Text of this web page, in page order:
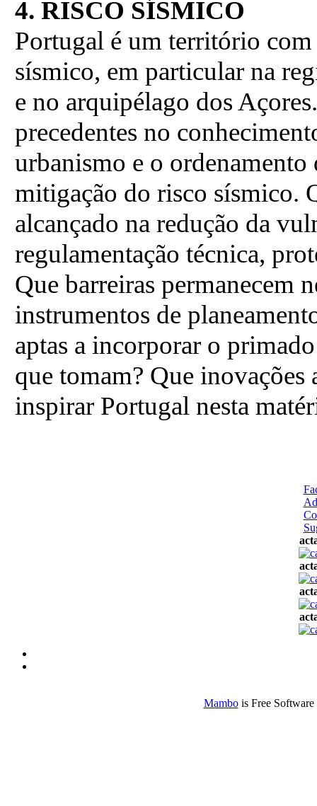
4. RISCO SÍSMICO
Portugal é um território
sísmico, em particular na
e no arquipélago dos
precedentes no
urbanismo e o
mitigação do risco sísmico.
alcançado na redução da
regulamentação técnica,
Que barreiras permanecem
instrumentos de
aptas a incorporar o
que tomam? Que
inspirar Portugal nesta
Mambois Free Software